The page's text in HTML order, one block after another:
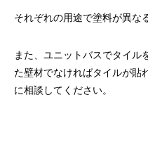
それぞれの用途で塗料が異な
また、ユニットバスでタイル
た壁材でなければタイルが貼
に相談してください。